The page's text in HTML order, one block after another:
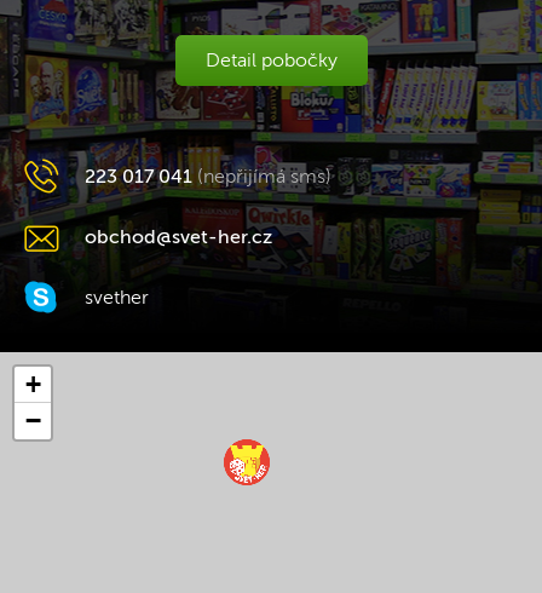
Detail pobočky
223 017 041 (nepřijímá sms)
obchod@svet-her.cz
svether
+
−